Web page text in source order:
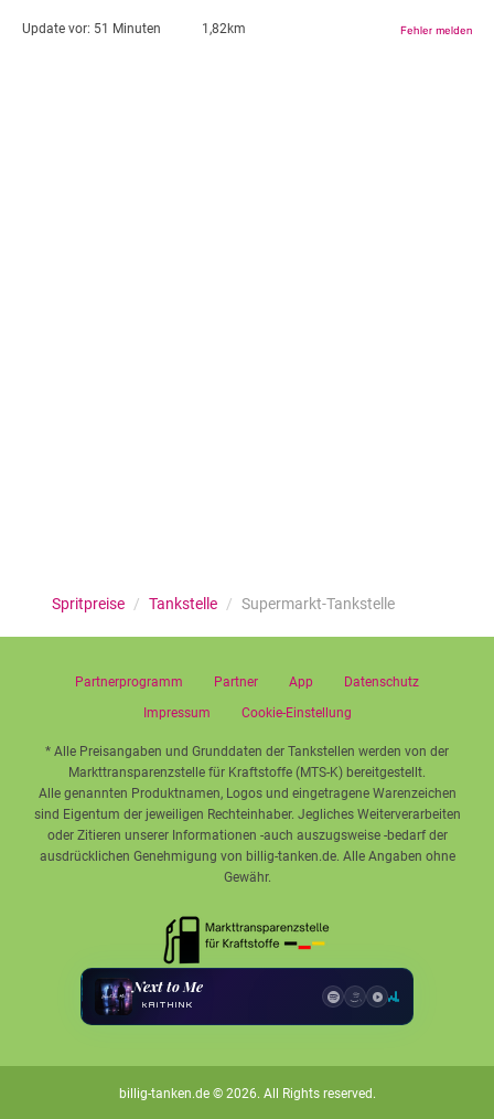
Update vor: 51 Minuten 1,82km
Spritpreise / Tankstelle / Supermarkt-Tankstelle
Partnerprogramm Partner App
Datenschutz
Impressum
Cookie-Einstellung
* Alle Preisangaben und Grunddaten der Tankstellen werden von der
Markttransparenzstelle für Kraftstoffe (MTS-K) bereitgestellt.
Alle genannten Produktnamen, Logos und eingetragene Warenzeichen
sind Eigentum der jeweiligen Rechteinhaber. Jegliches Weiterverarbeiten
oder Zitieren unserer Informationen -auch auszugsweise -bedarf der
ausdrücklichen Genehmigung von billig-tanken.de. Alle Angaben ohne
Gewähr.
Next to Me
kAiTHINK
billig-tanken.de© 2026. All Rights reserved.